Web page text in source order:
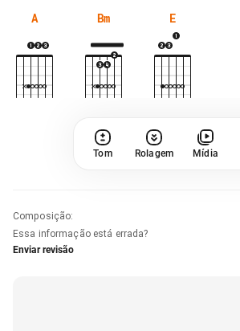
A Bm E
Tom Rolagem Mídia
Composição:
Essa informação está errada?
Enviar revisão